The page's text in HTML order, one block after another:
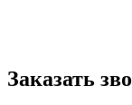
Заказать